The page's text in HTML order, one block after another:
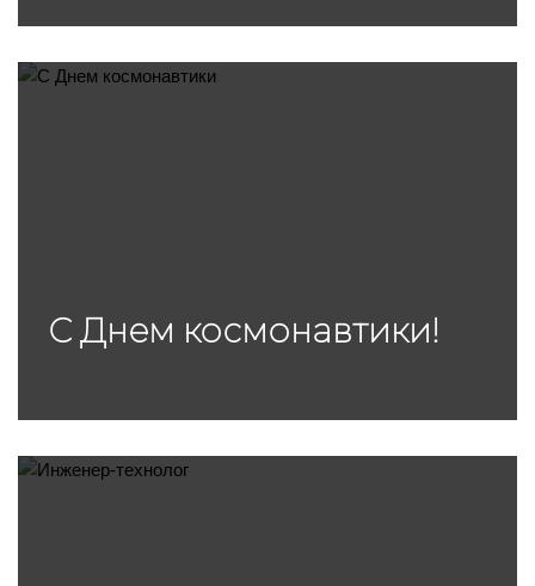
С Днем космонавтики!